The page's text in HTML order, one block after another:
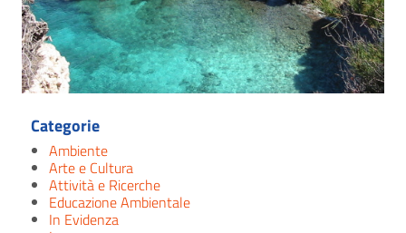
Categorie
Ambiente
Arte e Cultura
Attività e Ricerche
Educazione Ambientale
In Evidenza